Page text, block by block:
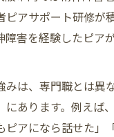
ピアサポート研修が
障害を経験したピア
みは、専門職とは異
にあります。例えば
ピアになら話せた」